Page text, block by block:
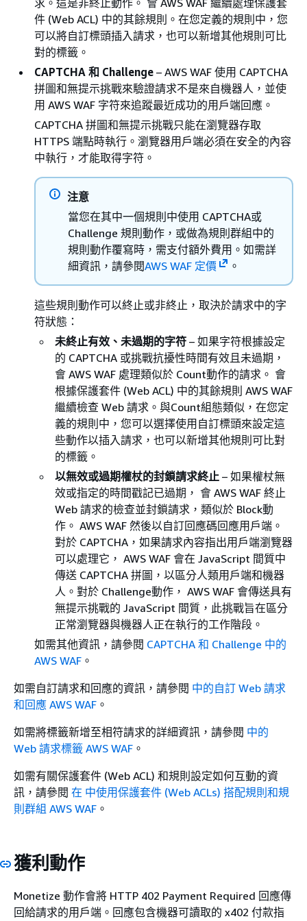
求。這是非終止動作。 會 AWS WAF 繼續處理保護套
件 (Web ACL) 中的其餘規則。在您定義的規則中，您
可以將自訂標頭插入請求，也可以新增其他規則可比
對的標籤。
CAPTCHA 和 Challenge – AWS WAF 使用 CAPTCHA
拼圖和無提示挑戰來驗證請求不是來自機器人，並使
用 AWS WAF 字符來追蹤最近成功的用戶端回應。
CAPTCHA 拼圖和無提示挑戰只能在瀏覽器存取
HTTPS 端點時執行。瀏覽器用戶端必須在安全的內容
中執行，才能取得字符。
注意
當您在其中一個規則中使用 CAPTCHA或
Challenge 規則動作，或做為規則群組中的
規則動作覆寫時，需支付額外費用。如需詳
細資訊，請參閱AWS WAF 定價 。
這些規則動作可以終止或非終止，取決於請求中的字
符狀態：
未終止有效、未過期的字符 – 如果字符根據設定
的 CAPTCHA 或挑戰抗擾性時間有效且未過期，
會 AWS WAF 處理類似於 Count動作的請求。 會
根據保護套件 (Web ACL) 中的其餘規則 AWS WAF
繼續檢查 Web 請求。與Count組態類似，在您定
義的規則中，您可以選擇使用自訂標頭來設定這
些動作以插入請求，也可以新增其他規則可比對
的標籤。
以無效或過期權杖的封鎖請求終止 – 如果權杖無
效或指定的時間戳記已過期， 會 AWS WAF 終止
Web 請求的檢查並封鎖請求，類似於 Block動
作。 AWS WAF 然後以自訂回應碼回應用戶端。
對於 CAPTCHA，如果請求內容指出用戶端瀏覽器
可以處理它， AWS WAF 會在 JavaScript 間質中
傳送 CAPTCHA 拼圖，以區分人類用戶端和機器
人。對於 Challenge動作， AWS WAF 會傳送具有
無提示挑戰的 JavaScript 間質，此挑戰旨在區分
正常瀏覽器與機器人正在執行的工作階段。
如需其他資訊，請參閱 CAPTCHA 和 Challenge 中的
AWS WAF 。
如需自訂請求和回應的資訊，請參閱 中的自訂 Web 請求
和回應 AWS WAF 。
如需將標籤新增至相符請求的詳細資訊，請參閱 中的
Web 請求標籤 AWS WAF 。
如需有關保護套件 (Web ACL) 和規則設定如何互動的資
訊，請參閱 在 中使用保護套件 (Web ACLs) 搭配規則和規
則群組 AWS WAF 。
獲利動作
Monetize 動作會將 HTTP 402 Payment Required 回應傳
回給請求的用戶端。回應包含機器可讀取的 x402 付款指